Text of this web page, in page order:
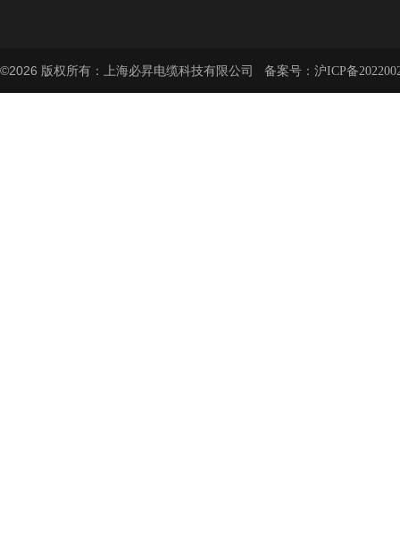
©2026 版权所有：上海必昇电缆科技有限公司 备案号： 沪ICP备